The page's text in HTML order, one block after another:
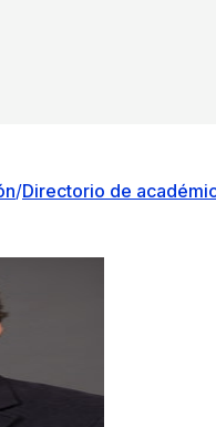
/Directorio de